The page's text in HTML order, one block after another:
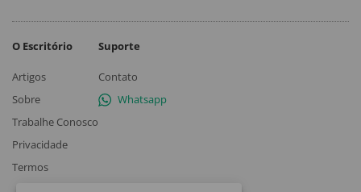
O Escritório
Artigos
Sobre
Trabalhe Conosco
Privacidade
Termos
Suporte
Contato
Whatsapp